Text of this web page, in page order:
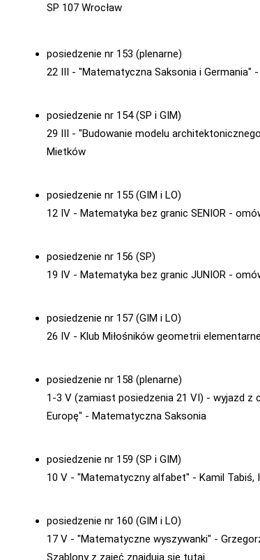
SP 107 Wrocław
posiedzenie nr 153 (plenarne)
22 III - "Matematyczna Saksonia i Germania"
posiedzenie nr 154 (SP i GIM)
29 III - "Budowanie modelu
Mietków
posiedzenie nr 155 (GIM i LO)
12 IV - Matematyka bez granic SENIOR -
posiedzenie nr 156 (SP)
19 IV - Matematyka bez granic JUNIOR -
posiedzenie nr 157 (GIM i LO)
26 IV - Klub Miłośników geometrii
posiedzenie nr 158 (plenarne)
1-3 V (zamiast posiedzenia 21 VI) - wyjazd z
Europę" - Matematyczna Saksonia
posiedzenie nr 159 (SP i GIM)
10 V - "Matematyczny alfabet" - Kamil Tabiś,
posiedzenie nr 160 (GIM i LO)
17 V - "Matematyczne wyszywanki" -
Szablony z zajęć znajdują się tutaj.